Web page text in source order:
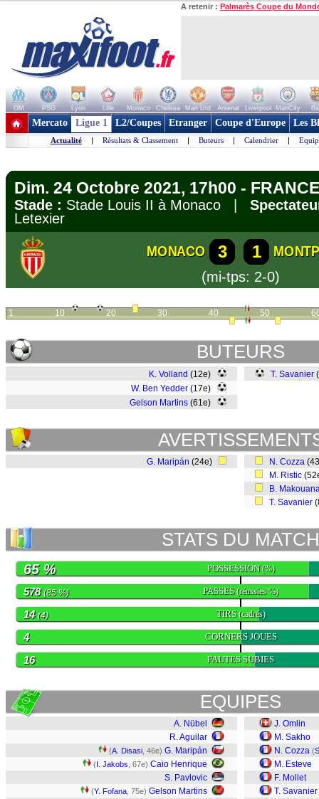
A retenir : Palmarès Coupe du
OM PSG Lyon Lille Monaco Chelsea Man Utd Arsenal Liverpool ManCity
+ de clubs
Mercato Ligue 1 L2/Coupes Etranger Coupe d'Europe Les
Actualité | Résultats & Classement | Buteurs | Calendrier |
Dim. 24 Octobre 2021, 17h00 -
Stade : Stade Louis II à Monaco |
Letexier
MONACO 3 1
(mi-tps: 2-0)
1 10 20 30 40 50
BUTEURS
K. Volland (12e)
W. Ben Yedder (17e)
Gelson Martins (61e)
T. Savanier
G. Maripán (24e) N. Cozza
M. Ristic
B.
T. Savanier
STATS DU MATCH
POSSESSION(%)
65 %
PASSES(réussies %)
578(85 %)
TIRS(cadrés)
14 (4)
CORNERS JOUES
4
FAUTES SUBIES
16
EQUIPES
A. Nübel
R. Aguilar
(A. Disasi , 46e) G. Maripán
(I. Jakobs , 67e) Caio Henrique
S. Pavlovic
(Y. Fofana , 75e) Gelson Martins
J. Omlin
M. Sakho
N. Cozza (
M. Esteve
F. Mollet
T. Savanier